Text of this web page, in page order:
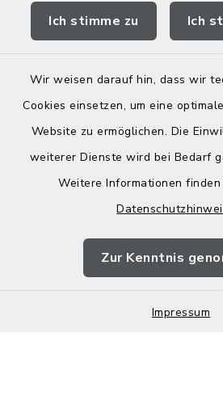
Ich stimme zu Ich
Wir weisen darauf hin, dass wir
Cookies einsetzen, um eine
Website zu ermöglichen. Die
weiterer Dienste wird bei Bedarf
Weitere Informationen
Zur Kenntnis
Impressum
Landratsamt Mühldorf
Impressum
Sitemap